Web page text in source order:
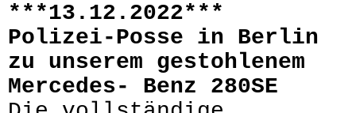
***13.12.2022***
Polizei-Posse in Berlin
zu unserem gestohlenem
Mercedes- Benz 280SE